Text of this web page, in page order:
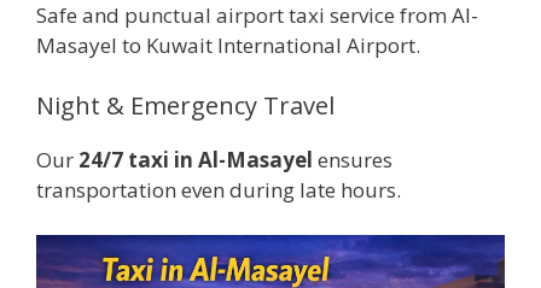
Safe and punctual airport taxi service from Al-
Masayel to Kuwait International Airport.
Night & Emergency Travel
Our 24/7 taxi in Al-Masayel ensures
transportation even during late hours.